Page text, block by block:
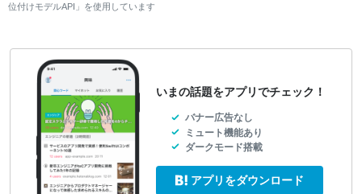
位付けモデルAPI」を使用しています
いまの話題をアプリでチェック！
バナー広告なし
ミュート機能あり
ダークモード搭載
アプリをダウンロード